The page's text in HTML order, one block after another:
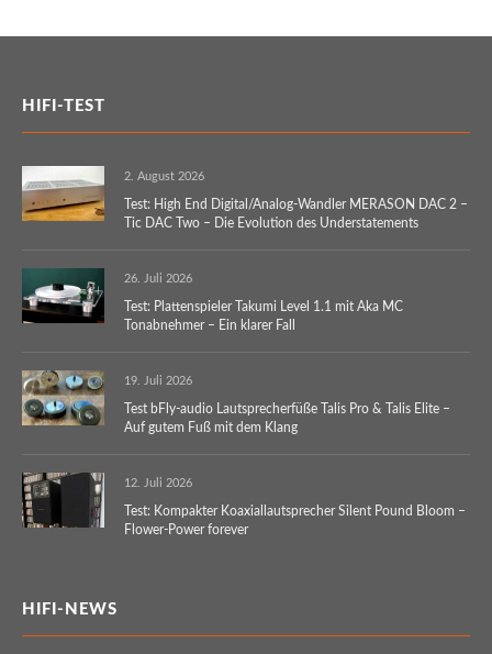
HIFI-TEST
2. August 2026
Test: High End Digital/Analog-Wandler MERASON DAC 2 –
Tic DAC Two – Die Evolution des Understatements
26. Juli 2026
Test: Plattenspieler Takumi Level 1.1 mit Aka MC
Tonabnehmer – Ein klarer Fall
19. Juli 2026
Test bFly-audio Lautsprecherfüße Talis Pro & Talis Elite –
Auf gutem Fuß mit dem Klang
12. Juli 2026
Test: Kompakter Koaxiallautsprecher Silent Pound Bloom –
Flower-Power forever
HIFI-NEWS